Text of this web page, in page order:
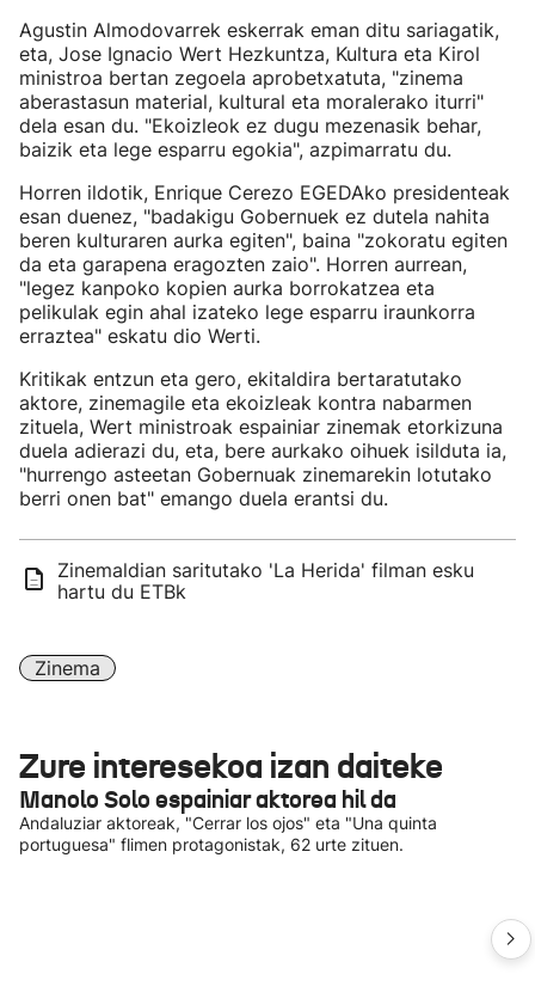
Agustin Almodovarrek eskerrak eman ditu sariagatik,
eta, Jose Ignacio Wert Hezkuntza, Kultura eta Kirol
ministroa bertan zegoela aprobetxatuta, "zinema
aberastasun material, kultural eta moralerako iturri"
dela esan du. "Ekoizleok ez dugu mezenasik behar,
baizik eta lege esparru egokia", azpimarratu du.
Horren ildotik, Enrique Cerezo EGEDAko presidenteak
esan duenez, "badakigu Gobernuek ez dutela nahita
beren kulturaren aurka egiten", baina "zokoratu egiten
da eta garapena eragozten zaio". Horren aurrean,
"legez kanpoko kopien aurka borrokatzea eta
pelikulak egin ahal izateko lege esparru iraunkorra
erraztea" eskatu dio Werti.
Kritikak entzun eta gero, ekitaldira bertaratutako
aktore, zinemagile eta ekoizleak kontra nabarmen
zituela, Wert ministroak espainiar zinemak etorkizuna
duela adierazi du, eta, bere aurkako oihuek isilduta ia,
"hurrengo asteetan Gobernuak zinemarekin lotutako
berri onen bat" emango duela erantsi du.
Zinemaldian saritutako 'La Herida' filman esku
hartu du ETBk
Zinema
Zure interesekoa izan daiteke
Manolo Solo espainiar aktorea hil da
Andaluziar aktoreak, "Cerrar los ojos" eta "Una quinta
portuguesa" flimen protagonistak, 62 urte zituen.